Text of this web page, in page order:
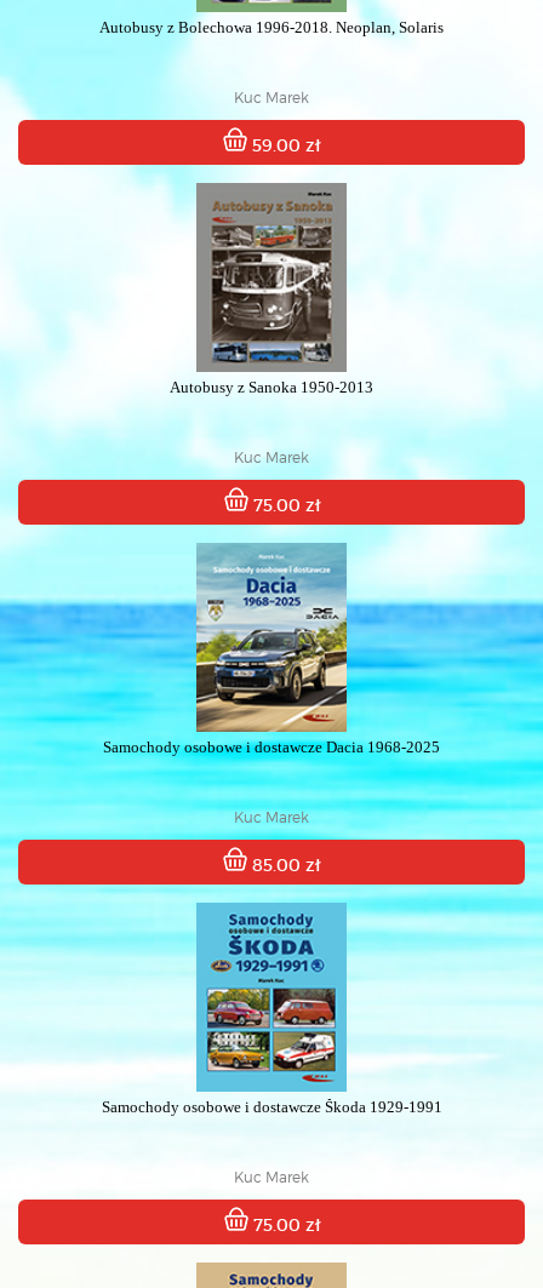
Autobusy z Bolechowa 1996-2018. Neoplan, Solaris
Kuc Marek
59.00 zł
Autobusy z Sanoka 1950-2013
Kuc Marek
75.00 zł
Samochody osobowe i dostawcze Dacia 1968-2025
Kuc Marek
85.00 zł
Samochody osobowe i dostawcze Škoda 1929-1991
Kuc Marek
75.00 zł